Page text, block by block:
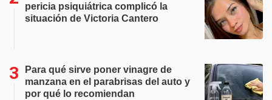
pericia psiquiátrica complicó la
situación de Victoria Cantero
Para qué sirve poner vinagre de
manzana en el parabrisas del auto y
por qué lo recomiendan